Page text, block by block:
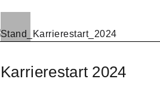
Karrierestart 2024